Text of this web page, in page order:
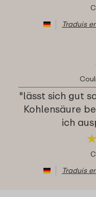
Traduis
"lässt sich gut
Kohlensäure
ich
★
★
Traduis